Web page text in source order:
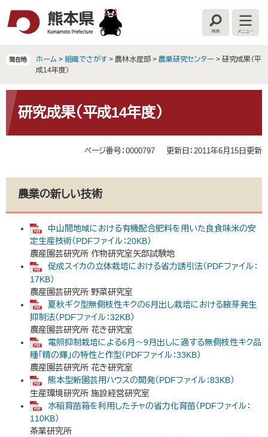
文
検
索
メ
ニ
ー
現在地 ホーム > 組織でさがす > 農林水産部 > 農業研究センター > 研究成果（平
成14年度）
文 研究成果（平成14年度）
ページ番号：0000797 更新日：2011年6月15日更新
農業の新しい技術
中山間地域における有機配合肥料を用いた良食味米の安
定生産技術（PDFファイル：20KB）
農産園芸研究所 作物研究室矢部試験地
促成スイカの立体栽培における省力誘引法（PDFファイル：
17KB）
農産園芸研究所 野菜研究室
夏秋ギク型無側枝性キクの6月出し栽培における腋芽発生
抑制法（PDFファイル：32KB）
農産園芸研究所 花き研究室
電照抑制栽培による6月～9月出しに適する無側枝性キク品
種「精の輝」の特性と作型（PDFファイル：33KB）
農産園芸研究所 花き研究室
熊本型新園芸用ハウスの開発（PDFファイル：83KB）
生産環境研究所 施設経営研究室
水稲育苗箱を利用したチャの省力化育苗（PDFファイル：
110KB）
茶業研究所